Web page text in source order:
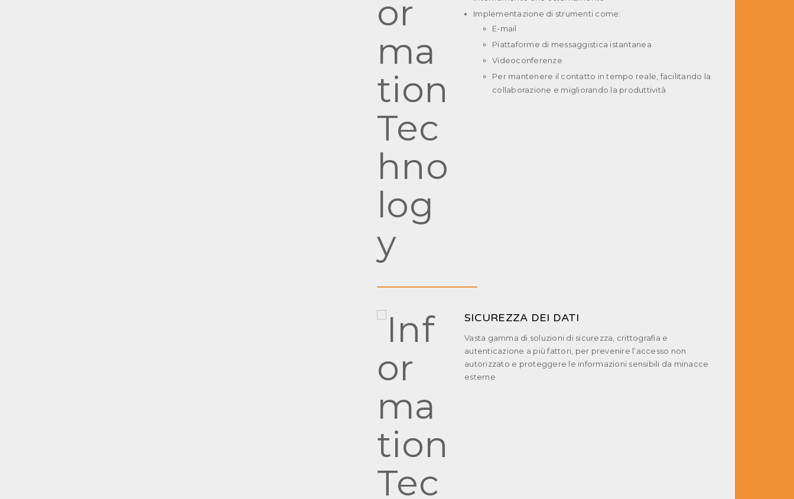
Implementazione di strumenti come:
E-mail
Piattaforme di messaggistica istantanea
Videoconferenze
Per mantenere il contatto in tempo reale, facilitando la
collaborazione e migliorando la produttività
SICUREZZA DEI DATI
Vasta gamma di soluzioni di sicurezza, crittografia e
autenticazione a più fattori, per prevenire l’accesso non
autorizzato e proteggere le informazioni sensibili da minacce
esterne